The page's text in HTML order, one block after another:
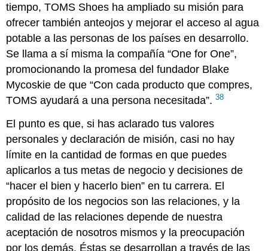
tiempo, TOMS Shoes ha ampliado su misión para
ofrecer también anteojos y mejorar el acceso al agua
potable a las personas de los países en desarrollo.
Se llama a sí misma la compañía “One for One”,
promocionando la promesa del fundador Blake
Mycoskie de que “Con cada producto que compres,
TOMS ayudará a una persona necesitada”.38
El punto es que, si has aclarado tus valores
personales y declaración de misión, casi no hay
límite en la cantidad de formas en que puedes
aplicarlos a tus metas de negocio y decisiones de
“hacer el bien y hacerlo bien” en tu carrera. El
propósito de los negocios son las relaciones, y la
calidad de las relaciones depende de nuestra
aceptación de nosotros mismos y la preocupación
por los demás. Éstas se desarrollan a través de las